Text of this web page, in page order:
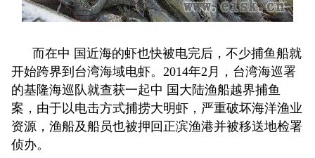
而在中 国近海的虾也快被电完后，不少捕鱼船就
开始跨界到台湾海域电虾。2014年2月，台湾海巡署
的基隆海巡队就查获一起中 国大陆渔船越界捕鱼
案，由于以电击方式捕捞大明虾，严重破坏海洋渔业
资源，渔船及船员也被押回正滨渔港并被移送地检署
侦办。